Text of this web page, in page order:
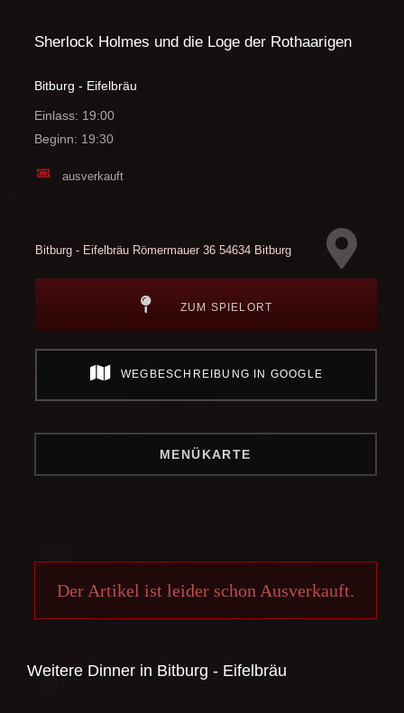
Sherlock Holmes und die Loge der Rothaarigen
Bitburg - Eifelbräu
Einlass: 19:00
Beginn: 19:30
ausverkauft
Bitburg - EifelbräuRömermauer 36 54634 Bitburg
ZUM SPIELORT
WEGBESCHREIBUNG IN GOOGLE
MENÜKARTE
Der Artikel ist leider schon Ausverkauft.
Weitere Dinner in Bitburg - Eifelbräu